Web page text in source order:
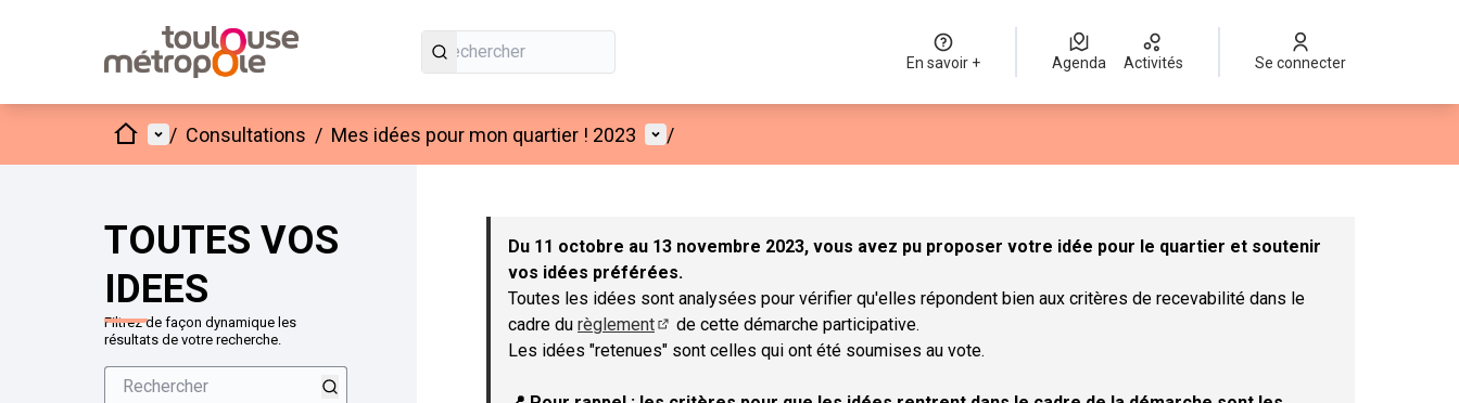
En savoir + Agenda Activités Se connecter
AccueilMenu principal
/ Consultations / Mes idées pour mon quartier ! 2023 Menu utilisateur
/
TOUTES VOS
IDEES
Filtrez de façon dynamique les
résultats de votre recherche.
Passer la carte
Du 11 octobre au 13 novembre 2023, vous avez pu proposer votre idée pour le quartier et soutenir
vos idées préférées.
Toutes les idées sont analysées pour vérifier qu'elles répondent bien aux critères de recevabilité dans le
cadre du règlement
(Lien externe)
de cette démarche participative.
Les idées "retenues" sont celles qui ont été soumises au vote.